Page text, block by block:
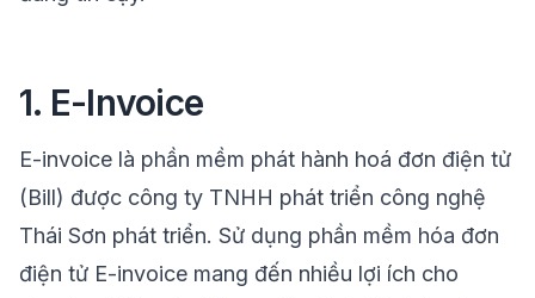
1. E-Invoice
E-invoice là phần mềm phát hành hoá đơn điện tử
(Bill) được công ty TNHH phát triển công nghệ
Thái Sơn phát triển. Sử dụng phần mềm hóa đơn
điện tử E-invoice mang đến nhiều lợi ích cho